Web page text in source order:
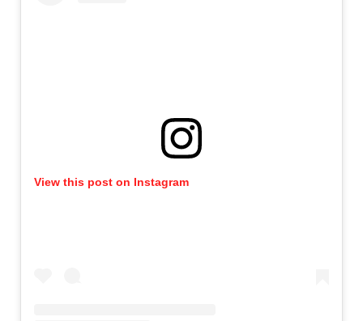
View this post on Instagram